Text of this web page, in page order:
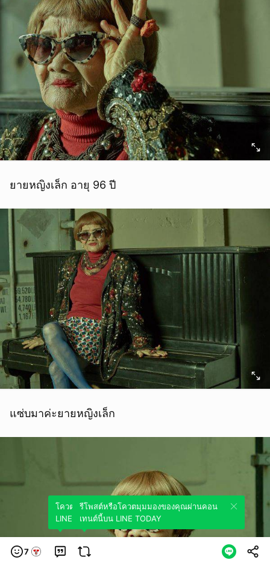
ยายหญิงเล็ก อายุ 96 ปี
แซ่บมาค่ะยายหญิงเล็ก
7
โควตมุมมองของคุณผ่านคอนเทนต์นี้บน
LINE TODAY
รีโพสต์หรือโควตมุมมองของคุณผ่านคอน
เทนต์นี้บน LINE TODAY